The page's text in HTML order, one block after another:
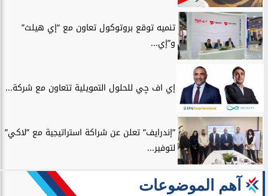
تنميه توقع بروتوكول تعاون مع “إي هيلث”
و”إي...
إي اف چي للحلول التمويلية تتعاون مع شركة...
”إندرايف” تعلن عن شراكة استراتيجية مع ”لاكي”
لتوفير...
آهم الموضوعات